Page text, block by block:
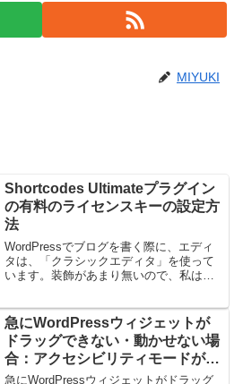
MIYUKI
Shortcodes Ultimateプラグイン
の有料のライセンスキーの設定方
法
WordPressでブログを書く際に、エディ
タは、「クラシックエディタ」を使って
います。装飾があまり無いので、私は無
す。レビューもめちゃくちゃいいです...
急にWordPressウィジェットが
ドラッグできない・動かせない場
合：アクセシビリティモードが有
効になっている
急にWordPressウィジェットがドラッグ